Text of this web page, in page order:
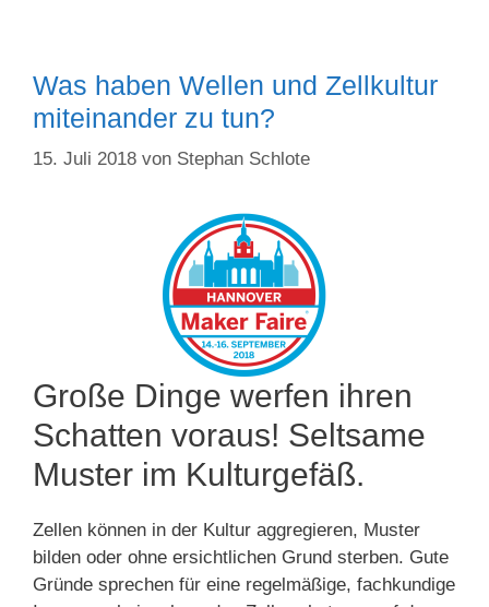
Was haben Wellen und Zellkultur
miteinander zu tun?
15. Juli 2018 von Stephan Schlote
Große Dinge werfen ihren
Schatten voraus! Seltsame
Muster im Kulturgefäß.
Zellen können in der Kultur aggregieren, Muster
bilden oder ohne ersichtlichen Grund sterben. Gute
Gründe sprechen für eine regelmäßige, fachkundige